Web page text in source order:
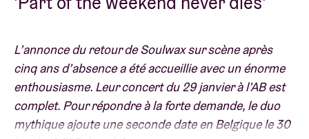
L’annonce du retour de Soulwax sur scène après
cinq ans d’absence a été accueillie avec un énorme
enthousiasme. Leur concert du 29 janvier à l’AB est
complet. Pour répondre à la forte demande, le duo
mythique ajoute une seconde date en Belgique le 30